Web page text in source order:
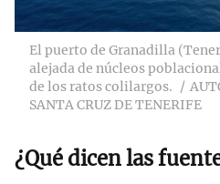
El puerto de Granadilla
alejada de núcleos
de los ratos colilargos.
SANTA CRUZ DE TENERIFE
¿Qué dicen las